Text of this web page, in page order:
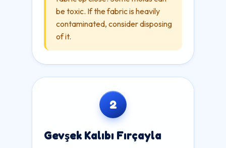
be toxic. If the fabric is heavily
contaminated, consider disposing
of it.
2
Gevşek Kalıbı Fırçayla